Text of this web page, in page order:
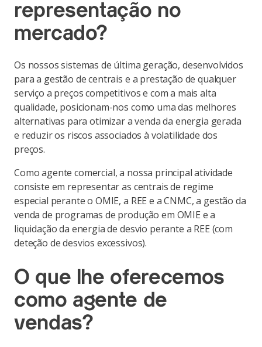
representação no
mercado?
Os nossos sistemas de última geração, desenvolvidos
para a gestão de centrais e a prestação de qualquer
serviço a preços competitivos e com a mais alta
qualidade, posicionam-nos como uma das melhores
alternativas para otimizar a venda da energia gerada
e reduzir os riscos associados à volatilidade dos
preços.
Como agente comercial, a nossa principal atividade
consiste em representar as centrais de regime
especial perante o OMIE, a REE e a CNMC, a gestão da
venda de programas de produção em OMIE e a
liquidação da energia de desvio perante a REE (com
deteção de desvios excessivos).
O que lhe oferecemos
como agente de
vendas?